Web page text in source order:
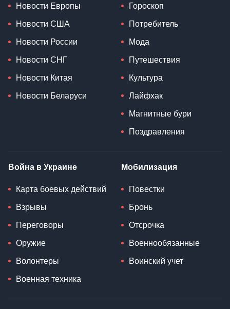
Новости Европы
Новости США
Новости России
Новости СНГ
Новости Китая
Новости Беларуси
Гороскоп
Потребитель
Мода
Путешествия
Культура
Лайфхак
Магнитные бури
Поздравления
Война в Украине
Карта боевых действий
Взрывы
Переговоры
Оружие
Волонтеры
Военная техника
Мобилизация
Повестки
Бронь
Отсрочка
Военнообязанные
Воинский учет